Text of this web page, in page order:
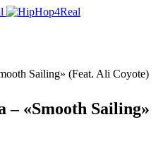
Sailing» (Feat. Ali Coyote)
«Smooth Sailing»